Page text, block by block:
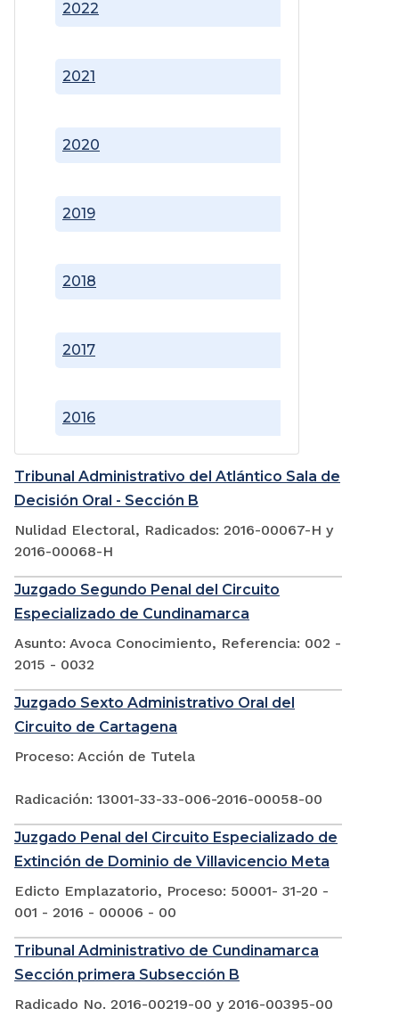
2016
2017
2018
2019
2020
2021
2022
Tribunal Administrativo del Atlántico Sala de
Decisión Oral - Sección B
Nulidad Electoral, Radicados: 2016-00067-H y
2016-00068-H
Juzgado Segundo Penal del Circuito
Especializado de Cundinamarca
Asunto: Avoca Conocimiento, Referencia: 002 -
2015 - 0032
Juzgado Sexto Administrativo Oral del
Circuito de Cartagena
Proceso: Acción de Tutela
Radicación: 13001-33-33-006-2016-00058-00
Juzgado Penal del Circuito Especializado de
Extinción de Dominio de Villavicencio Meta
Edicto Emplazatorio, Proceso: 50001- 31-20 -
001 - 2016 - 00006 - 00
Tribunal Administrativo de Cundinamarca
Sección primera Subsección B
Radicado No. 2016-00219-00 y 2016-00395-00